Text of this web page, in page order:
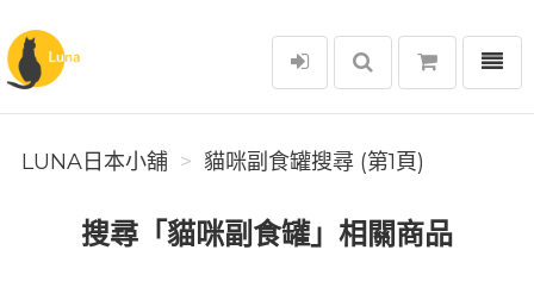
Luna日本小舖
選單
LUNA日本小舖 貓咪副食罐搜尋 (第1頁)
搜尋「貓咪副食罐」相關商品